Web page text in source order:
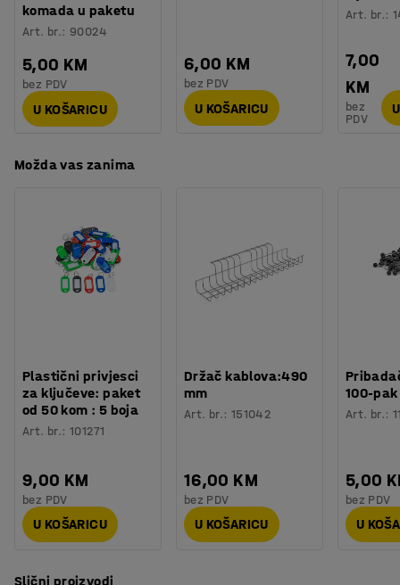
Odaberite način zaključavanja koji najbolje odgovara
vašim potrebama!
Potreban broj osoba
Procjena vremena
Montaža: Dolazi sastavljeno
Testirano: EN 16121:2023
komada u paketu
Art. br.: 90024
5,00 KM
bez PDV
U KOŠARICU
6,00 KM
bez PDV
U KOŠARICU
Art. br.:
7,00
KM
bez
PDV
Možda vas zanima
Plastični privjesci
za ključeve: paket
od 50 kom : 5 boja
Art. br.:101271
9,00 KM
bez PDV
U KOŠARICU
Držač kablova:490
mm
Art. br.: 151042
16,00 KM
bez PDV
U KOŠARICU
100-pak
Art. br.:
5,00
bez PDV
U
Slični proizvodi